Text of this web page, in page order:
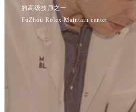
的高级技师之一
FuZhou Rolex Maintain center